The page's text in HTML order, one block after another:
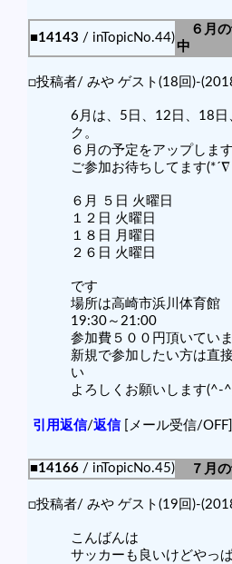
■14143 / inTopicNo.44)
６月
中
□投稿者/ みや ゲスト(18回)-
6月は、5日、12日、18日
ク。
６月の予定をアップします
ご参加お待ちしてます
６月 ５日 火曜日
１２日 火曜日
１８日 月曜日
２６日 火曜日
です
場所は高崎市浜川体育館
19:30～21:00
参加費５００円頂いてい
新規で参加したい方は直
い
よろしくお願いします(^-
引用返信/返信[メール受信/OFF]
■14166 / inTopicNo.45)
７月
□投稿者/ みや ゲスト(19回)-
こんばんは
サッカーも良いけどやっ